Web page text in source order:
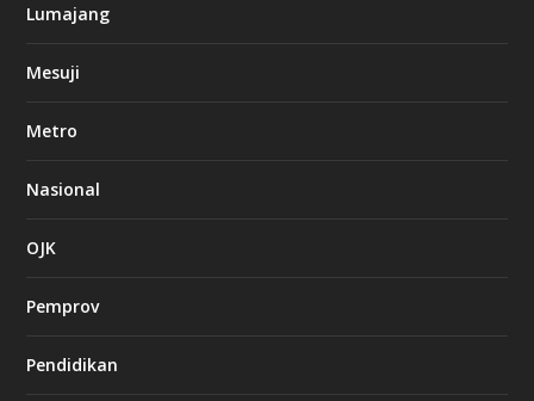
Lumajang
Mesuji
Metro
Nasional
OJK
Pemprov
Pendidikan